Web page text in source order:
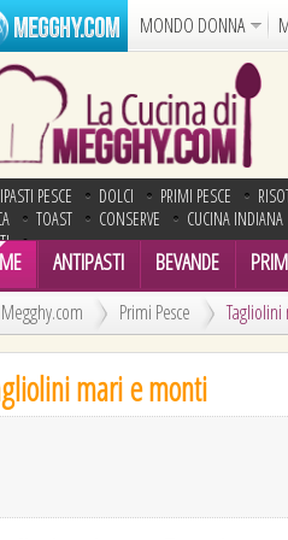
MONDO DONNA
Album Cucina
Azione Puzzle
PESCE DOLCI PRIMI PESCE
TOAST CONSERVE CUCINA INDIANA
ANTIPASTI BEVANDE
Megghy.com Primi Pesce
mari e monti